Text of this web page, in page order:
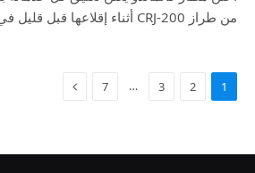
من طراز CRJ-200 أثناء إقلاعها قبل قليل في العاصمة…
1
2
3
…
7